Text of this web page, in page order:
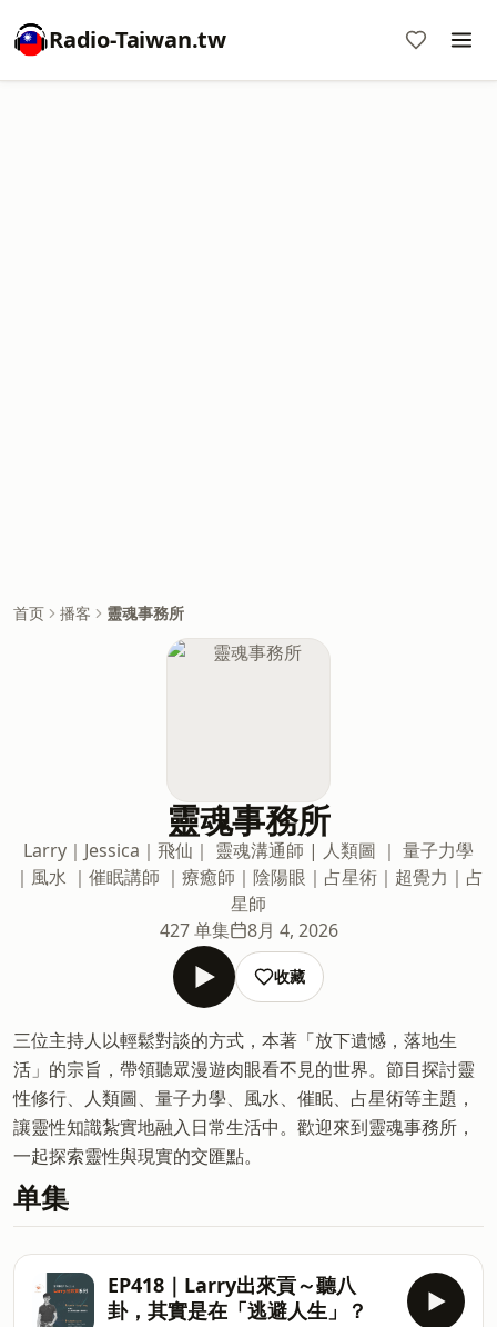
Radio-Taiwan.tw
首页 播客 靈魂事務所
靈魂事務所
Larry｜Jessica｜飛仙｜ 靈魂溝通師 | 人類圖 ｜ 量子力學
｜風水 ｜催眠講師 ｜療癒師｜陰陽眼｜占星術｜超覺力｜占
星師
427 单集
8月 4, 2026
收藏
三位主持人以輕鬆對談的方式，本著「放下遺憾，落地生
活」的宗旨，帶領聽眾漫遊肉眼看不見的世界。節目探討靈
性修行、人類圖、量子力學、風水、催眠、占星術等主題，
讓靈性知識紮實地融入日常生活中。歡迎來到靈魂事務所，
一起探索靈性與現實的交匯點。
单集
EP418｜Larry出來貢～聽八
卦，其實是在「逃避人生」？